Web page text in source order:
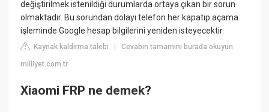
değiştirilmek istenildiği durumlarda ortaya çıkan bir sorun
olmaktadır. Bu sorundan dolayı telefon her kapatıp açama
işleminde Google hesap bilgilerini yeniden isteyecektir.
Kaynak kaldırma talebi |Cevabın tamamını burada okuyun:
milliyet.com.tr
Xiaomi FRP ne demek?